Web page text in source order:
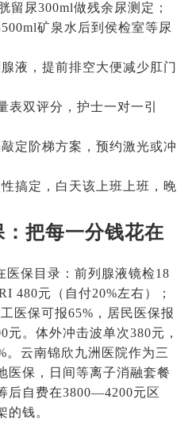
尿300ml做残余尿测定；
矿泉水后到侯检室等尿
液，提前排空大便减少肛门
双评分，护士一对一引
定阶梯方案，预约激光或冲
搞定，白天该上班上班，晚
把每一分钱花在
医保目录：前列腺液镜检18
480元（自付20%左右）；
医保可报65%，居民医保报
元。体外冲击波单次380元，
。云南锦欣九洲医院作为三
医保，日间等离子消融套餐
后自费在3800—4200元区
的钱。